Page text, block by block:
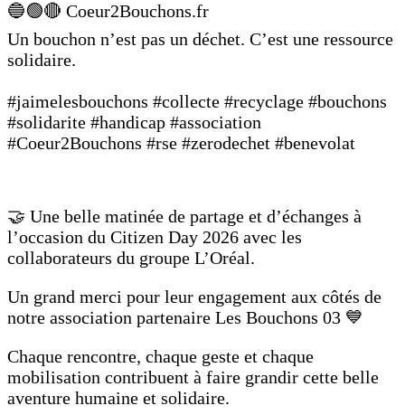
🔵🟢🔴 Coeur2Bouchons.fr
Un bouchon n’est pas un déchet. C’est une ressource
solidaire.
#jaimelesbouchons #collecte #recyclage #bouchons
#solidarite #handicap #association
#Coeur2Bouchons #rse #zerodechet #benevolat
🤝 Une belle matinée de partage et d’échanges à
l’occasion du Citizen Day 2026 avec les
collaborateurs du groupe L’Oréal.
Un grand merci pour leur engagement aux côtés de
notre association partenaire Les Bouchons 03 💙
Chaque rencontre, chaque geste et chaque
mobilisation contribuent à faire grandir cette belle
aventure humaine et solidaire.